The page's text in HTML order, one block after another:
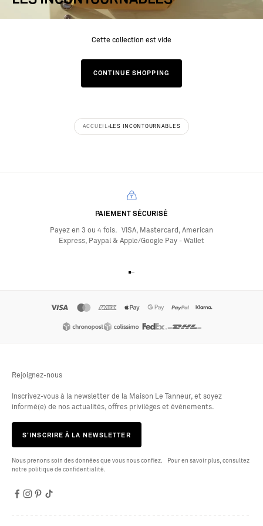
Cette collection est vide
CONTINUE SHOPPING
ACCUEIL LES INCONTOURNABLES
PAIEMENT SÉCURISÉ
Payez en 3 ou 4 fois. VISA, Mastercard, American
Express, Paypal & Apple/Google Pay - Wallet
Aller à l'élément 1
Rejoignez-nous
Inscrivez-vous à la newsletter de la Maison Le Tanneur, et soyez
informé(e) de nos actualités, offres privilèges et évènements.
S’INSCRIRE À LA NEWSLETTER
Nous prenons soin des données que vous nous confiez. Pour en savoir plus, consultez
notre politique de confidentialité.